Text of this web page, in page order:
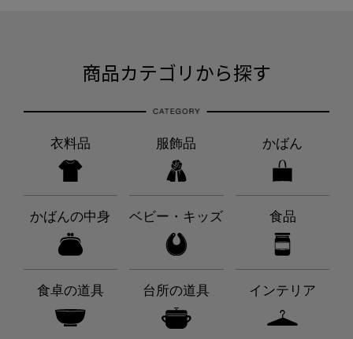
商品カテゴリから探す
衣料品 服飾品 かばん
かばんの中身 ベビー・キッズ 食品
食卓の道具 台所の道具 インテリア